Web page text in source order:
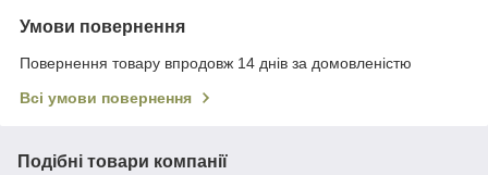
Умови повернення
Повернення товару впродовж 14 днів за домовленістю
Всі умови повернення
Подібні товари компанії